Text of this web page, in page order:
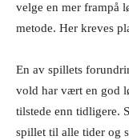
velge en mer frampå
metode. Her kreves
En av spillets
vold har vært en god
tilstede enn tidligere.
spillet til alle tider og